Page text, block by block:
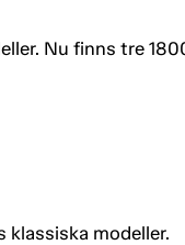
Nu finns tre
klassiska modeller.